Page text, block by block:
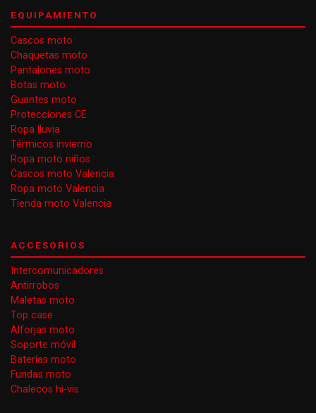
EQUIPAMIENTO
Cascos moto
Chaquetas moto
Pantalones moto
Botas moto
Guantes moto
Protecciones CE
Ropa lluvia
Térmicos invierno
Ropa moto niños
Cascos moto Valencia
Ropa moto Valencia
Tienda moto Valencia
ACCESORIOS
Intercomunicadores
Antirrobos
Maletas moto
Top case
Alforjas moto
Soporte móvil
Baterías moto
Fundas moto
Chalecos hi-vis